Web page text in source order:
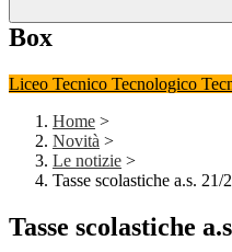
Box
Liceo Tecnico Tecnologico
Home >
Novità >
Le notizie >
Tasse scolastiche a.s. 21/
Tasse scolastiche